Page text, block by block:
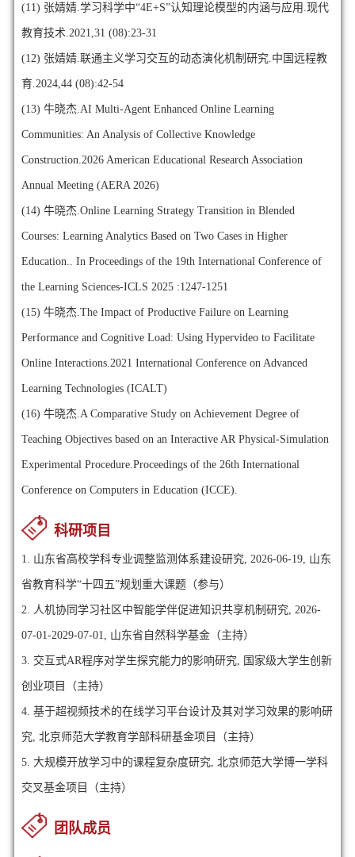
(11) 张婧婧.学习科学中“4E+S”认知理论模型的内涵与应用.现代
教育技术.2021,31 (08):23-31
(12) 张婧婧.联通主义学习交互的动态演化机制研究.中国远程教
育.2024,44 (08):42-54
(13) 牛晓杰.AI Multi-Agent Enhanced Online Learning
Communities: An Analysis of Collective Knowledge
Construction.2026 American Educational Research Association
Annual Meeting (AERA 2026)
(14) 牛晓杰.Online Learning Strategy Transition in Blended
Courses: Learning Analytics Based on Two Cases in Higher
Education.. In Proceedings of the 19th International Conference of
the Learning Sciences-ICLS 2025 :1247-1251
(15) 牛晓杰.The Impact of Productive Failure on Learning
Performance and Cognitive Load: Using Hypervideo to Facilitate
Online Interactions.2021 International Conference on Advanced
Learning Technologies (ICALT)
(16) 牛晓杰.A Comparative Study on Achievement Degree of
Teaching Objectives based on an Interactive AR Physical-Simulation
Experimental Procedure.Proceedings of the 26th International
Conference on Computers in Education (ICCE).
科研项目
1. 山东省高校学科专业调整监测体系建设研究, 2026-06-19, 山东
省教育科学“十四五”规划重大课题（参与）
2. 人机协同学习社区中智能学伴促进知识共享机制研究, 2026-
07-01-2029-07-01, 山东省自然科学基金（主持）
3. 交互式AR程序对学生探究能力的影响研究, 国家级大学生创新
创业项目（主持）
4. 基于超视频技术的在线学习平台设计及其对学习效果的影响研
究, 北京师范大学教育学部科研基金项目（主持）
5. 大规模开放学习中的课程复杂度研究, 北京师范大学博一学科
交叉基金项目（主持）
团队成员